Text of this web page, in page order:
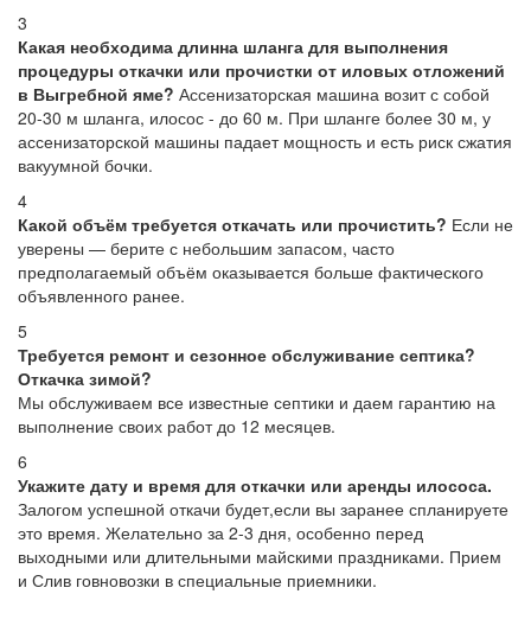
3
Какая необходима длинна шланга для выполнения
процедуры откачки или прочистки от иловых отложений
в Выгребной яме? Ассенизаторская машина возит с собой
20-30 м шланга, илосос - до 60 м. При шланге более 30 м, у
ассенизаторской машины падает мощность и есть риск сжатия
вакуумной бочки.
4
Какой объём требуется откачать или прочистить? Если не
уверены — берите с небольшим запасом, часто
предполагаемый объём оказывается больше фактического
объявленного ранее.
5
Требуется ремонт и сезонное обслуживание септика?
Откачка зимой?
Мы обслуживаем все известные септики и даем гарантию на
выполнение своих работ до 12 месяцев.
6
Укажите дату и время для откачки или аренды илососа.
Залогом успешной откачи будет,если вы заранее спланируете
это время. Желательно за 2-3 дня, особенно перед
выходными или длительными майскими праздниками. Прием
и Слив говновозки в специальные приемники.